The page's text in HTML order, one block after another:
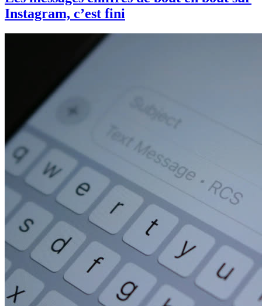
Instagram, c’est fini